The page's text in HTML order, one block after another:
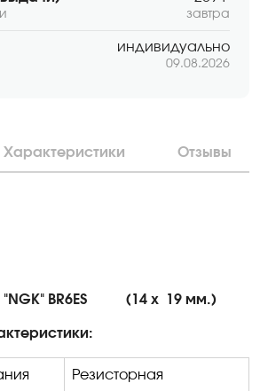
завтра
индивидуально
09.08.2026
Характеристики Отзывы
BR6ES (14 х 19 мм.)
Резисторная